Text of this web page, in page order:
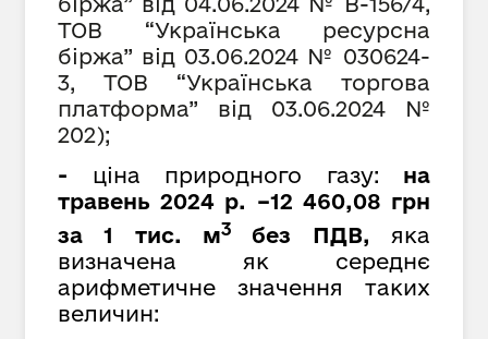
ТОВ “Українська ресурсна
біржа” від 03.06.2024 № 030624-
3, ТОВ “Українська торгова
платформа” від 03.06.2024 №
202);
- ціна природного газу: на
травень 2024 р. –12 460,08 грн
за 1 тис. м3 без ПДВ, яка
визначена як середнє
арифметичне значення таких
величин: